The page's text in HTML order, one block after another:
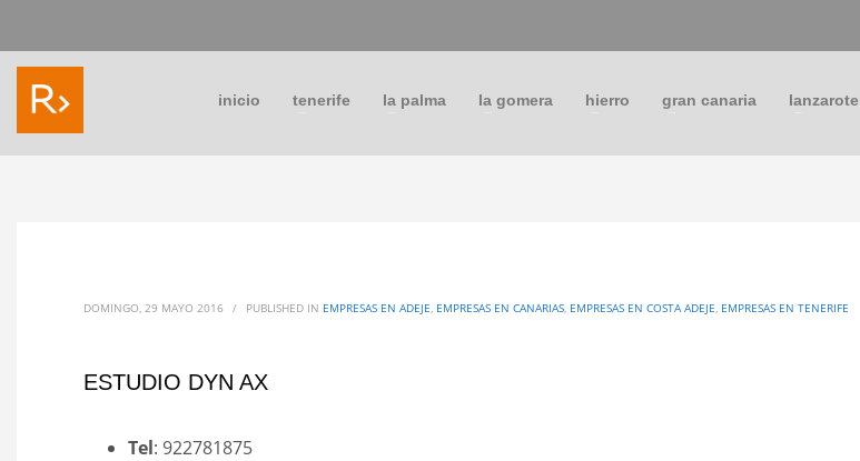
inicio tenerife la palma la gomera hierro gran canaria lanzarote
DOMINGO, 29 MAYO 2016 / PUBLISHED IN EMPRESAS EN ADEJE, EMPRESAS EN CANARIAS, EMPRESAS EN COSTA ADEJE, EMPRESAS EN TENERIFE
ESTUDIO DYN AX
Tel: 922781875